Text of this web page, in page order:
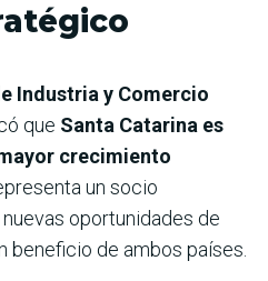
Industria y Comercio
que Santa Catarina es
crecimiento
un socio
oportunidades de
beneficio de ambos países.